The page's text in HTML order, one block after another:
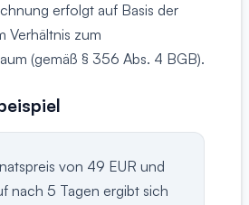
erfolgt auf Basis der
Verhältnis zum
(gemäß § 356 Abs. 4 BGB).
von 49 EUR und
nach 5 Tagen ergibt sich